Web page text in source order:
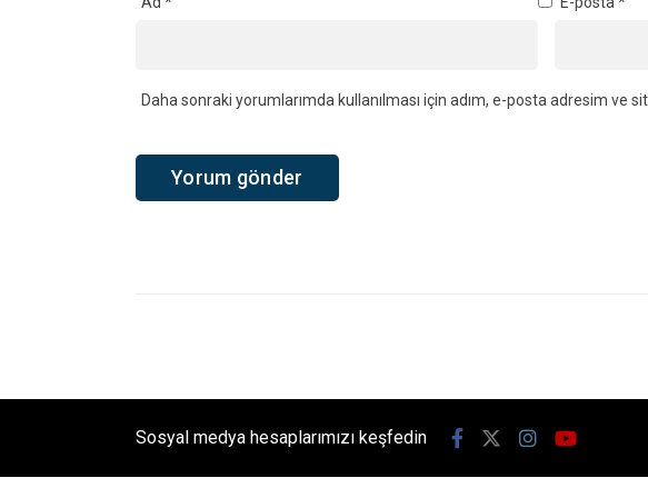
Kandıra’da Acı Olay! Evinin bahçesinde Cansız Bedeni Bulundu
Bedeni Bulundu